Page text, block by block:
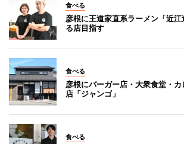
食べる
彦根に王道家直系ラーメン「近
る店目指す
食べる
彦根にバーガー店・大衆食堂・
店「ジャンゴ」
食べる